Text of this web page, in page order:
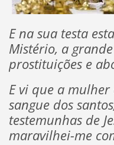
E na sua testa
Mistério, a
prostituições e
E vi que a
sangue dos
testemunhas de
maravilhei-me